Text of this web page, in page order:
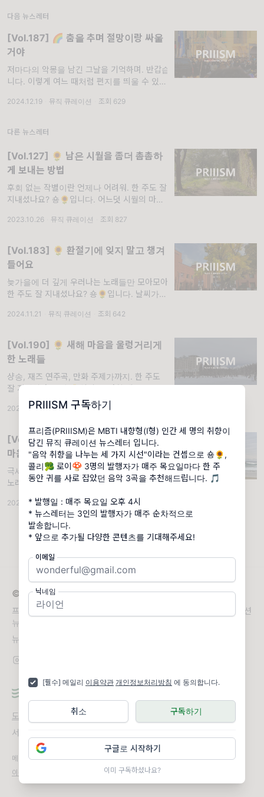
PRIIISM 구독하기
프리즘(PRIIISM)은 MBTI 내향형(I형) 인간 세 명의 취향이
담긴 뮤직 큐레이션 뉴스레터 입니다.
"음악 취향을 나누는 세 가지 시선"이라는 컨셉으로 숑🌻,
콜리🥦 로이🍄 3명의 발행자가 매주 목요일마다 한 주
동안 귀를 사로 잡았던 음악 3곡을 추천해드립니다. 🎵
* 발행일 : 매주 목요일 오후 4시
* 뉴스레터는 3인의 발행자가 매주 순차적으로
발송합니다.
* 앞으로 추가될 다양한 콘텐츠를 기대해주세요!
이메일
닉네임
[필수] 메일리 이용약관 개인정보처리방침 에 동의합니다.
구독하기
취소
구글로 시작하기
이미 구독하셨나요?
다음 뉴스레터
[Vol.187] 🌈 춤을 추며 절망이랑 싸울
거야
저마다의 악몽을 남긴 그날을 기억하며. 반갑습
니다. 이렇게 여느 때처럼 편지를 띄울 수 있어
요. 연말이라 안 그래도 이런 저런 일로 바쁠 시
2024.12.19 뮤직 큐레이션 조회 629
다른 뉴스레터
[Vol.127] 🌻 남은 시월을 좀더 촘촘하
게 보내는 방법
후회 없는 작별이란 언제나 어려워. 한 주도 잘
지내셨나요? 숑🌻입니다. 어느덧 시월의 마지
년에 며칠 되지 않을 완벽한 이 가을 날씨를
2023.10.26 뮤직 큐레이션 조회 827
[Vol.183] 🌻 환절기에 잊지 말고 챙겨
들어요
늦가을에 더 깊게 우러나는 노래들만 모아모아.
한 주도 잘 지내셨나요? 숑🌻입니다. 날씨가
기 직전까지 하루하루의 날씨는 얼마나 축복 같
2024.11.21 뮤직 큐레이션 조회 642
[Vol.190] 🌻 새해 마음을 울렁거리게
한 노래들
샹송, 재즈 연주곡, 만화 주제가까지. 한 주도
잘 지내셨나요? 숑🌻입니다. 마침 레터를 보내
는 오늘은 올해 중 가장 무시무시한 한파가 찾
아온 날인 듯합니다. 모두모두 감기 조심하시
2025.01.09 · 뮤직 큐레이션 · 조회 605
[Vol.81] 🌻 연말에는 역시, 편지 쓰는
마음
극세사 이불 대신 덮어도 좋을 여성 보컬들의
노래와 함께!. 한 주도 잘 지내셨나요? 숑🌻입
주일이 흘렀습니다. 연말에 휴가를 쓰는 분들이
많아선지 회식이며 송년회가 12월 초중순에 잡
히는 경우가
2022.12.08 · 뮤직 큐레이션 · 조회 1.04K
© 2026 PRIIISM
프리즘은 MBTI 내향형(I형) 인간 세 명의 취향이 담긴 뮤직 큐레이션
뉴스레터 입니다.
뉴스레터 문의
도움말
오류 및 기능 관련 제보
서비스 이용 문의
메일리 사업자 정보
이용약관
정기결제 이용약관|